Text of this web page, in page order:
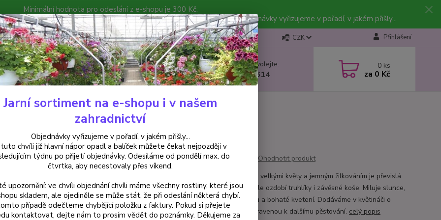
Minimální hodnota pro odeslání z e-shopu je 300 Kč.
můžete čekat nejpozději v následujícím týdnu po přijetí objednávky. Objednávky vyřizujeme v pořadí, v jakém přišly...
Poradna Kontakty CZK Přihlášení
Hledat Nevíte si rady? Zavolejte.
+420 602 223 614
0 ks
za 0 Kč
Balkónové rostliny Petúnie – Surfínie – Pink Vein - 1 ks
– Surfínie – Pink Vein - 1 ks
Ohodnotit produkt
Petúnie Pink Vein s velkými květy a jemným žilkováním je převislá
rostlina, která skvěle ozdobí truhlíky i závěsné koše. Miluje slunce,
pravidelnou zálivku a bohaté kvetení. Dodáváme v květináči o
průměru 9 cm, připravenou k dalšímu pěstování. celý popis
Jarní sortiment na e-shopu i v našem
zahradnictví
Objednávky vyřizujeme v pořadí, v jakém přišly...
chvíli již hlavní nápor opadl a balíček můžete čekat nejpozději v
týdnu po přijetí objednávky. Odesíláme od pondělí max. do
čtvrtka, aby necestovaly přes víkend.
upozornění: ve chvíli objednání chvíli máme všechny rostliny, které jsou
skladem, ale ojediněle se může stát, že při odeslání některá chybí.
případě odečteme chybějící položku z faktury. Pokud si přejete
kontaktovat, dejte nám to prosím vědět do poznámky. Děkujeme za